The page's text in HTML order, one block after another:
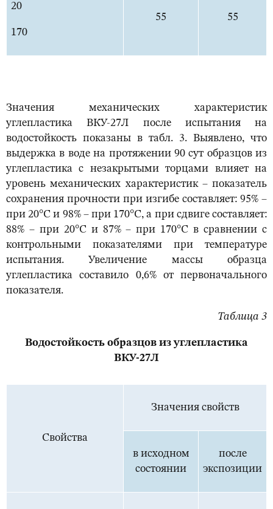
20
170
55 55
Значения механических характеристик
углепластика ВКУ-27Л после испытания на
водостойкость показаны в табл. 3. Выявлено, что
выдержка в воде на протяжении 90 сут образцов из
углепластика с незакрытыми торцами влияет на
уровень механических характеристик – показатель
сохранения прочности при изгибе составляет: 95% –
при 20°С и 98% – при 170°С, а при сдвиге составляет:
88% – при 20°С и 87% – при 170°С в сравнении с
контрольными показателями при температуре
испытания. Увеличение массы образца
углепластика составило 0,6% от первоначального
показателя.
Таблица 3
Водостойкость образцов из углепластика
ВКУ-27Л
Свойства
Значения свойств
в исходном
состоянии
после
экспозиции